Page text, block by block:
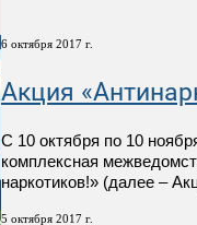
6 октября 2017 г.
Акция
С 10 октября по 10
комплексная
наркотиков!» (далее –
5 октября 2017 г.